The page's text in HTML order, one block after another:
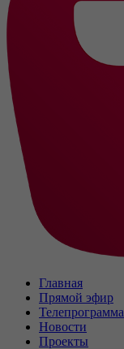
Главная
Прямой эфир
Телепрограмма
Новости
Проекты